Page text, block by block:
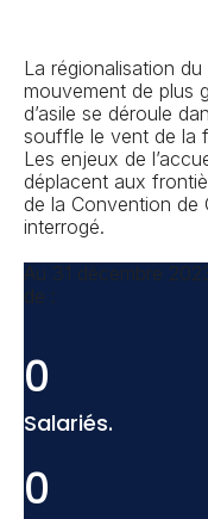
La régionalisation
mouvement de plus
d’asile se déroule
souffle le vent de la
Les enjeux de
déplacent aux
de la Convention de
interrogé.
Au 31 décembre
de :
0
Salariés.
0